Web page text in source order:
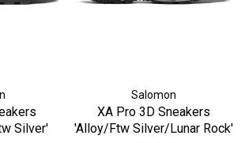
Silver'
Salomon
XA Pro 3D Sneakers
'Alloy/Ftw Silver/Lunar Rock'